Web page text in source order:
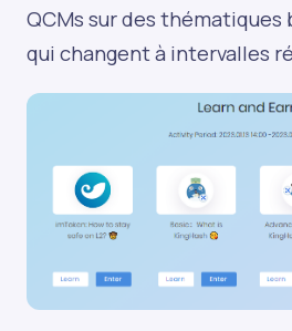
QCMs sur des thématiques
qui changent à intervalles